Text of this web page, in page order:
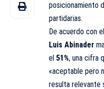
posicionamiento
partidarias.
De acuerdo con
Luis Abinader
el 51%, una cifra
«aceptable pero
resulta relevante